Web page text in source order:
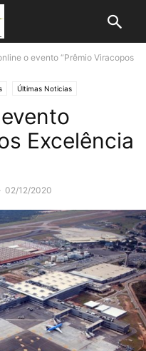
o evento “Prêmio Viracopos
Últimas Noticias
Excelência
02/12/2020